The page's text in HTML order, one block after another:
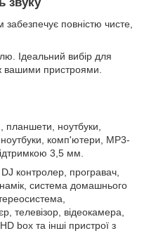
повністю чисте,
Ідеальний вибір для
вашими пристроями.
ноутбуки,
комп'ютери, MP3-
3,5 мм.
контролер, програвач,
система домашнього
телевізор, відеокамера,
box та інші пристрої з